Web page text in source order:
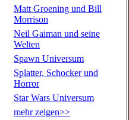
Matt Groening und Bill
Morrison
Neil Gaiman und seine
Welten
Spawn Universum
Splatter, Schocker und
Horror
Star Wars Universum
mehr zeigen>>